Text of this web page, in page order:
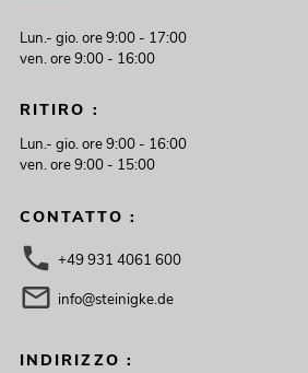
Lun.- gio. ore 9:00 - 17:00
ven. ore 9:00 - 16:00
RITIRO :
Lun.- gio. ore 9:00 - 16:00
ven. ore 9:00 - 15:00
CONTATTO :
+49 931 4061 600
info@steinigke.de
INDIRIZZO :